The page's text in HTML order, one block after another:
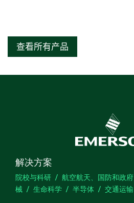
查看所有产品
解决方案
院校与科研 航空航天、国防和政府
械
生命科学 半导体 交通运输